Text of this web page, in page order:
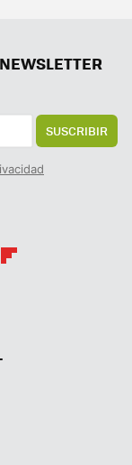
SUSCRIBIR